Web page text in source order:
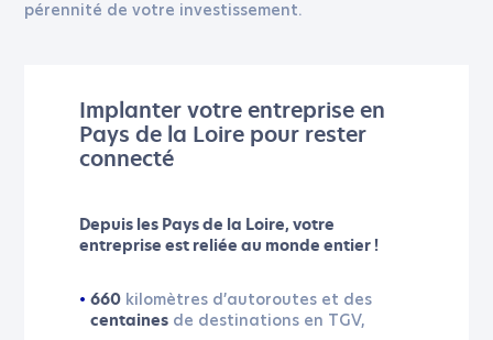
pérennité de votre investissement.
Implanter votre entreprise en
Pays de la Loire pour rester
connecté
Depuis les Pays de la Loire, votre
entreprise est reliée au monde entier !
660 kilomètres d’autoroutes et des
centaines de destinations en TGV,